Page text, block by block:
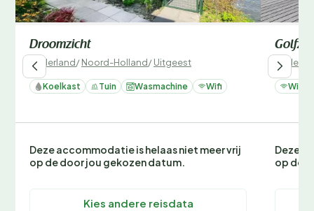
Droomzicht
Nederland/Noord-Holland/Uitgeest
Koelkast Tuin Wasmachine Wifi
Deze accommodatie is helaas niet meer vrij
op de door jou gekozen datum.
Kies andere reisdata
Wifi
Deze
op de